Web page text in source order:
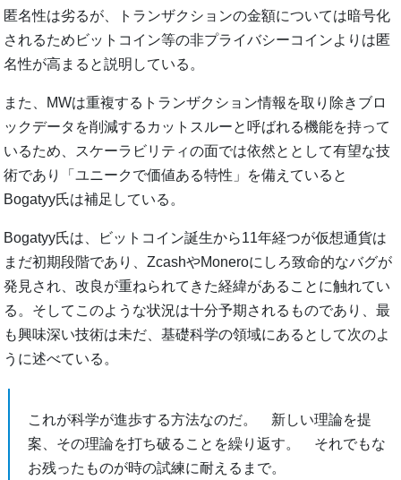
匿名性は劣るが、トランザクションの金額については暗号化
されるためビットコイン等の非プライバシーコインよりは匿
名性が高まると説明している。
また、MWは重複するトランザクション情報を取り除きブロ
ックデータを削減するカットスルーと呼ばれる機能を持って
いるため、スケーラビリティの面では依然ととして有望な技
術であり「ユニークで価値ある特性」を備えていると
Bogatyy氏は補足している。
Bogatyy氏は、ビットコイン誕生から11年経つが仮想通貨は
まだ初期段階であり、ZcashやMoneroにしろ致命的なバグが
発見され、改良が重ねられてきた経緯があることに触れてい
る。そしてこのような状況は十分予期されるものであり、最
も興味深い技術は未だ、基礎科学の領域にあるとして次のよ
うに述べている。
これが科学が進歩する方法なのだ。 新しい理論を提
案、その理論を打ち破ることを繰り返す。 それでもな
お残ったものが時の試練に耐えるまで。